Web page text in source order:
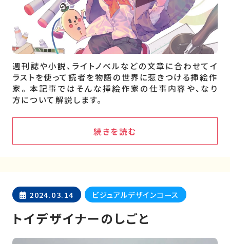
週刊誌や小説、ライトノベルなどの文章に合わせてイ
ラストを使って読者を物語の世界に惹きつける挿絵作
家。 本記事ではそんな挿絵作家の仕事内容や、なり
方について解説します。
続きを読む
2024.03.14 ビジュアルデザインコース
トイデザイナーのしごと